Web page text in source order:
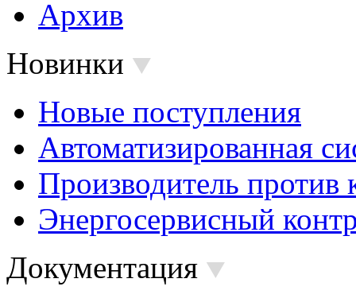
Архив
Новинки
Новые поступления
Автоматизированная
Производитель против
Энергосервисный
Документация